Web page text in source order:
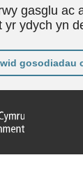
gasglu ac
yr ydych yn
gosodiadau